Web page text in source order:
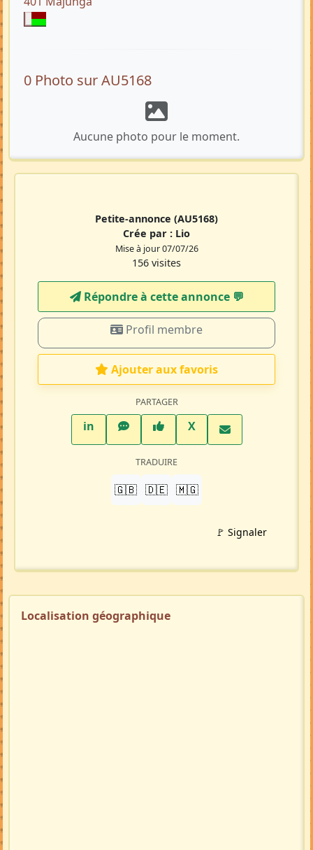
0 Photo sur AU5168
Aucune photo pour le moment.
Petite-annonce (AU5168)
Crée par : Lio
Mise à jour 07/07/26
156 visites
Répondre à cette annonce 💬​
Profil membre
Ajouter aux favoris
PARTAGER
inLinkedInWhatsAppFacebook
XTwitter X
TRADUIRE
🇬🇧 🇩🇪 🇲🇬
🚩 Signaler
Localisation géographique